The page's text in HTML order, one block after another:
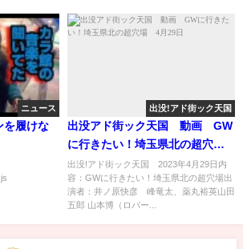
ニュース
を履けな
出没!アド街ック天国
出没アド街ック天国 動画 GW
に行きたい！埼玉県北の超穴
場 4月29日
出没!アド街ック天国 2023年4月29日内
容：GWに行きたい！埼玉県北の超穴場出
演者：井ノ原快彦 峰竜太、薬丸裕英山田
五郎 山本博（ロバー...